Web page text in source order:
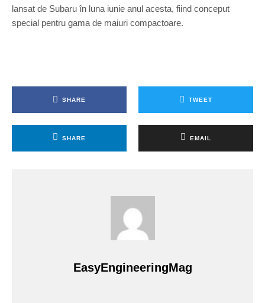
lansat de Subaru în luna iunie anul acesta, fiind conceput
special pentru gama de maiuri compactoare.
SHARE TWEET
SHARE EMAIL
EasyEngineeringMag